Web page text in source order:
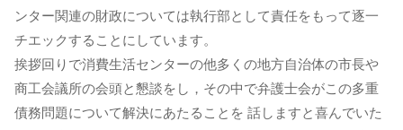
ンター関連の財政については執行部として責任をもって逐一
チエックすることにしています。
挨拶回りで消費生活センターの他多くの地方自治体の市長や
商工会議所の会頭と懇談をし，その中で弁護士会がこの多重
債務問題について解決にあたることを 話しますと喜んでいた